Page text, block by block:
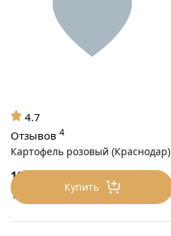
Купить
100
100 ₽/кг
Картофель розовый (Краснодар)
4.7
Отзывов 4